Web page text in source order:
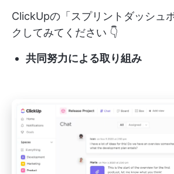
ClickUpの「スプリントダッシュ
クしてみてください 👇
共同努力による取り組み